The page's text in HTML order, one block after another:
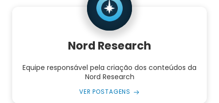
Nord Research
Equipe responsável pela criação dos conteúdos da
Nord Research
VER POSTAGENS